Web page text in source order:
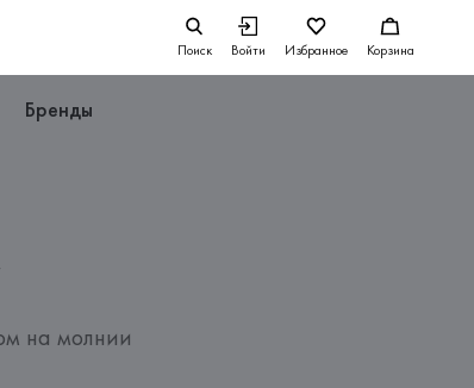
Поиск Войти Избранное Корзина
Бренды
на молнии